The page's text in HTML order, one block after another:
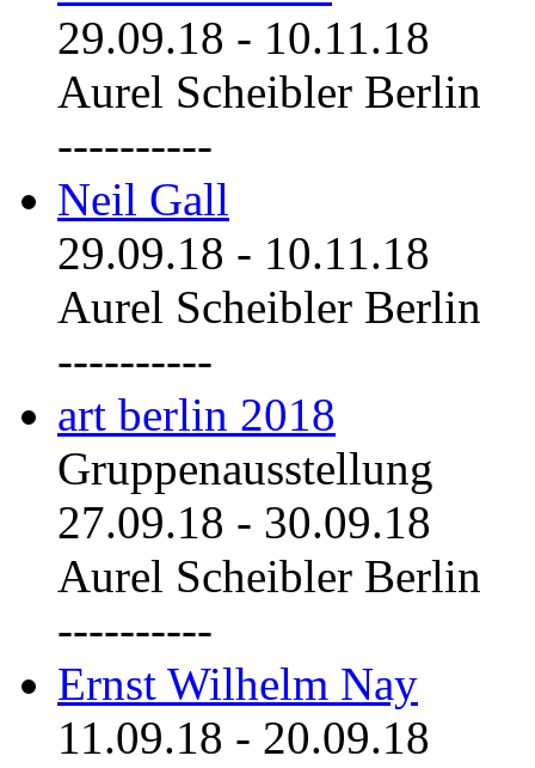
29.09.18 - 10.11.18
Aurel Scheibler Berlin
----------
Neil Gall
29.09.18 - 10.11.18
Aurel Scheibler Berlin
----------
art berlin 2018
Gruppenausstellung
27.09.18 - 30.09.18
Aurel Scheibler Berlin
----------
Ernst Wilhelm Nay
11.09.18 - 20.09.18